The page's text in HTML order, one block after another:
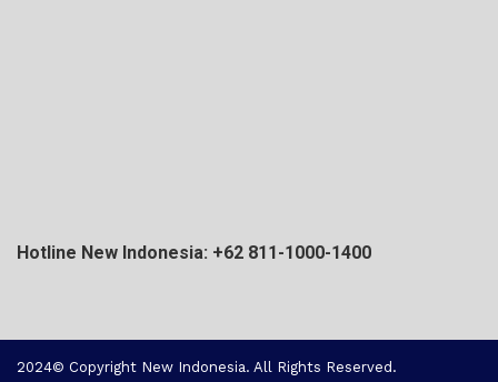
Hotline New Indonesia: +62 811-1000-1400
2024© Copyright New Indonesia. All Rights Reserved.